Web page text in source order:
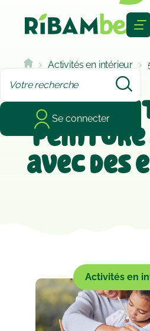
Se connecter
Activités en intérieur
à faire avec des enfants
5
peinture
avec des
Activités en
Cookies management panel